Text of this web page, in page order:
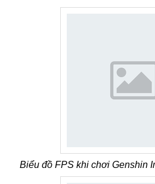
Biểu đồ FPS khi chơi Genshin